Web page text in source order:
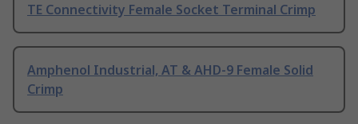
TE Connectivity Female Socket Terminal Crimp
Amphenol Industrial, AT & AHD-9 Female Solid
Crimp